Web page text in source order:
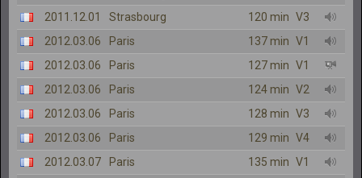
2011.12.01
Strasbourg 120 min V3
2012.03.06
Paris 137 min V1
2012.03.06
Paris 127 min V1
2012.03.06
Paris 124 min V2
2012.03.06
Paris 128 min V3
2012.03.06
Paris 129 min V4
2012.03.07
Paris 135 min V1